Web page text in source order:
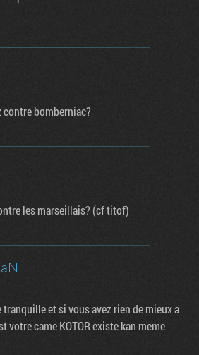
contre bomberniac?
les marseillais? (cf titof)
et si vous avez rien de mieux a
votre came KOTOR existe kan meme